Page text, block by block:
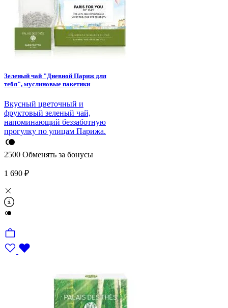
Зеленый чай "Дневной Париж для
тебя", муслиновые пакетики
Вкусный цветочный и
фруктовый зеленый чай,
напоминающий беззаботную
прогулку по улицам Парижа.
2500 Обменять за бонусы
1 690 ₽